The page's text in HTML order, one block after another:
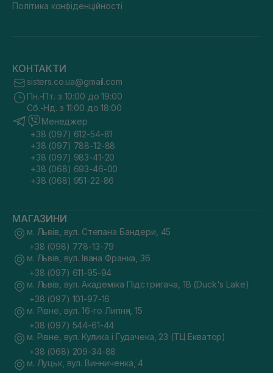
Політика конфіденційності
КОНТАКТИ
sisters.co.ua@gmail.com
Пн.-Пт. з 10:00 до 19:00
Сб.-Нд. з 11:00 до 18:00
Менеджер
+38 (097) 612-54-81
+38 (097) 788-12-88
+38 (097) 983-41-20
+38 (068) 693-46-00
+38 (068) 951-22-86
МАГАЗИНИ
м. Львів, вул. Степана Бандери, 45
+38 (098) 778-13-79
м. Львів, вул. Івана Франка, 36
+38 (097) 611-95-94
м. Львів, вул. Академіка Підстригача, 1В (Duck's Lake)
+38 (097) 101-97-16
м. Рівне, вул. 16-го Липня, 15
+38 (097) 544-61-44
м. Рівне, вул. Кулика і Гудачека, 23 (ТЦ Екватор)
+38 (068) 209-34-88
м. Луцьк, вул. Винниченка, 4